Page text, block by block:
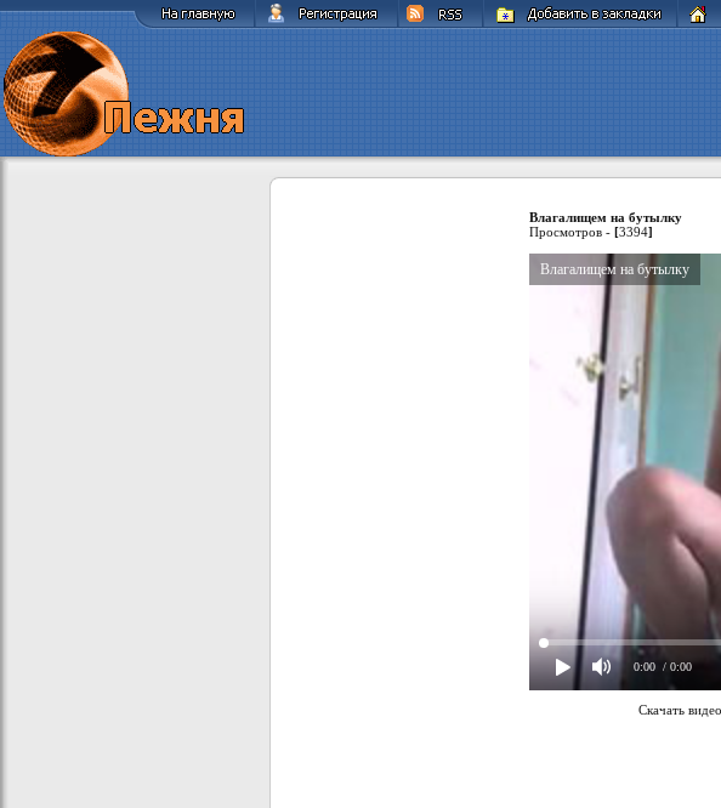
Влагалищем на бутылку
Просмотров - [3394]
Влагалищем на бутылку
0:00 / 0:00
Скачать